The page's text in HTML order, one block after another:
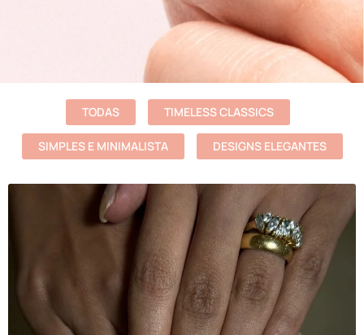
TODAS TIMELESS CLASSICS
SIMPLES E MINIMALISTA DESIGNS ELEGANTES